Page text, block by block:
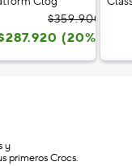
$359.900
(20%)
y
primeros Crocs.